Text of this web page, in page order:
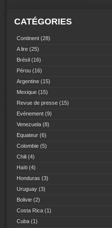
CATÉGORIES
Continent (28)
A lire (25)
Brésil (16)
Pérou (16)
Argentine (15)
Mexique (15)
Revue de presse (15)
Evénement (9)
Venezuela (8)
Equateur (6)
Colombie (5)
Chili (4)
Haïti (4)
Honduras (3)
Uruguay (3)
Bolivie (2)
Costa Rica (1)
Cuba (1)